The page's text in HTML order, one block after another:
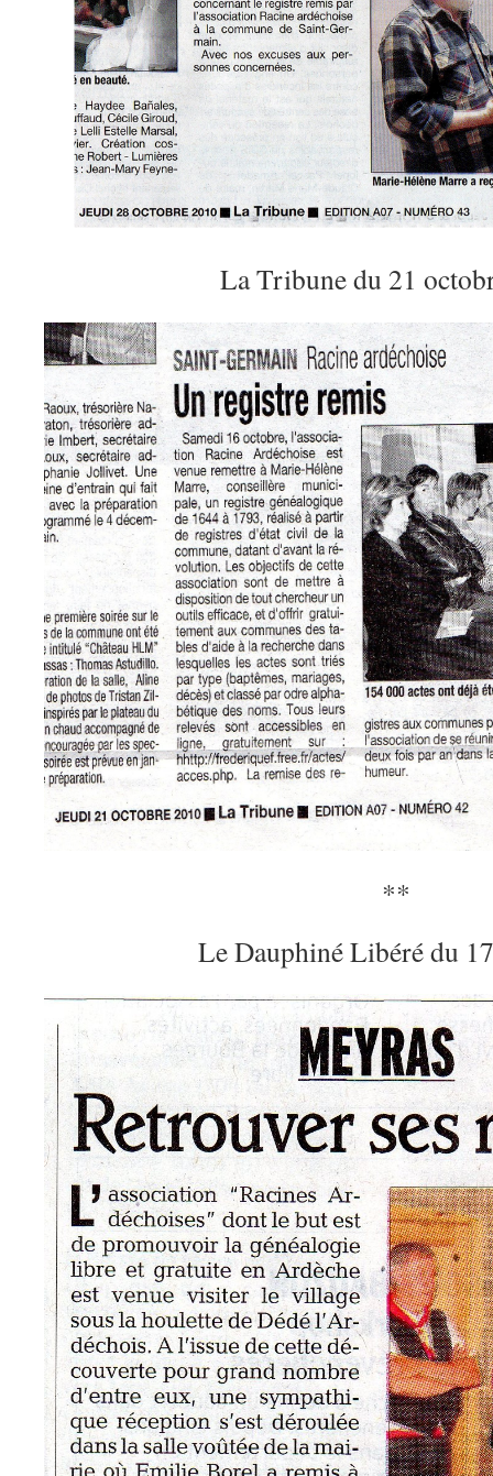
La Tribune du 21
**
Le Dauphiné Libéré du